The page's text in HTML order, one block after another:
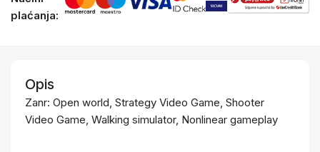
plaćanja:
Opis
Zanr: Open world, Strategy Video Game, Shooter
Video Game, Walking simulator, Nonlinear gameplay